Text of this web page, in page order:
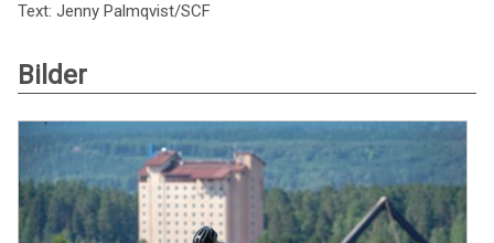
Text: Jenny Palmqvist/SCF
Bilder